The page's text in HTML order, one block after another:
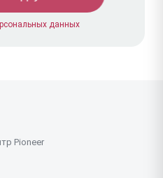
данных
Pioneer